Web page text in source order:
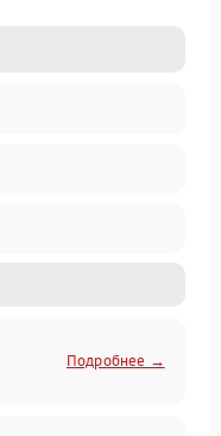
Подробнее →